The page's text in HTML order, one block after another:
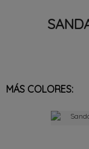
MÁS COLORES: